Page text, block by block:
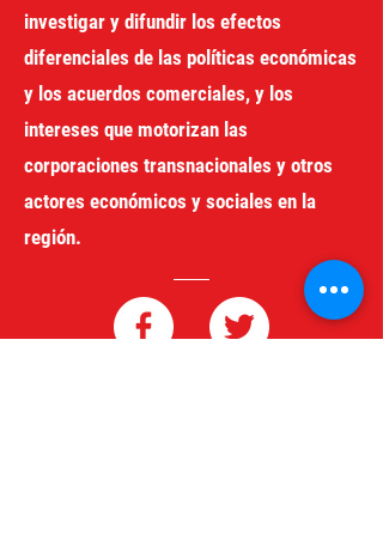
investigar y difundir los efectos
diferenciales de las políticas económicas
y los acuerdos comerciales, y los
intereses que motorizan las
corporaciones transnacionales y otros
actores económicos y sociales en la
región.